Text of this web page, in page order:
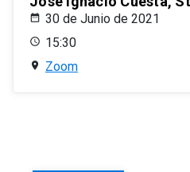
30 de Junio de 2021
15:30
Zoom